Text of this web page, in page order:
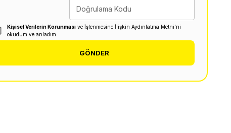
Doğrulama Kodu
Kişisel Verilerin Korunması ve İşlenmesine İlişkin Aydınlatma Metni'ni
okudum ve anladım.
GÖNDER